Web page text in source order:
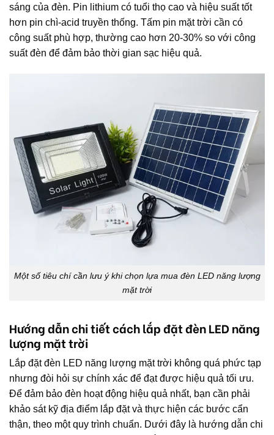
sáng của đèn. Pin lithium có tuổi thọ cao và hiệu suất tốt
hơn pin chì-acid truyền thống. Tấm pin mặt trời cần có
công suất phù hợp, thường cao hơn 20-30% so với công
suất đèn để đảm bảo thời gian sạc hiệu quả.
Một số tiêu chí cần lưu ý khi chọn lựa mua đèn LED năng lượng
mặt trời
Hướng dẫn chi tiết cách lắp đặt đèn LED năng
lượng mặt trời
Lắp đặt đèn LED năng lượng mặt trời không quá phức tạp
nhưng đòi hỏi sự chính xác để đạt được hiệu quả tối ưu.
Để đảm bảo đèn hoạt động hiệu quả nhất, bạn cần phải
khảo sát kỹ địa điểm lắp đặt và thực hiện các bước cẩn
thận, theo một quy trình chuẩn. Dưới đây là hướng dẫn chi